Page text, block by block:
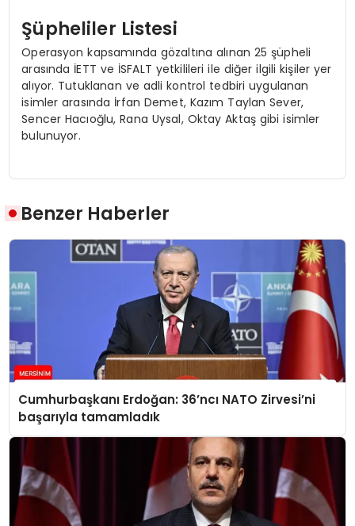
Şüpheliler Listesi
Operasyon kapsamında gözaltına alınan 25 şüpheli
arasında İETT ve İSFALT yetkilileri ile diğer ilgili kişiler yer
alıyor. Tutuklanan ve adli kontrol tedbiri uygulanan
isimler arasında İrfan Demet, Kazım Taylan Sever,
Sencer Hacıoğlu, Rana Uysal, Oktay Aktaş gibi isimler
bulunuyor.
Benzer Haberler
Cumhurbaşkanı Erdoğan: 36’ncı NATO Zirvesi’ni
başarıyla tamamladık